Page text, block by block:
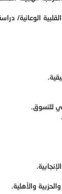
الوعائية/
للتسوق.
والأهلية.